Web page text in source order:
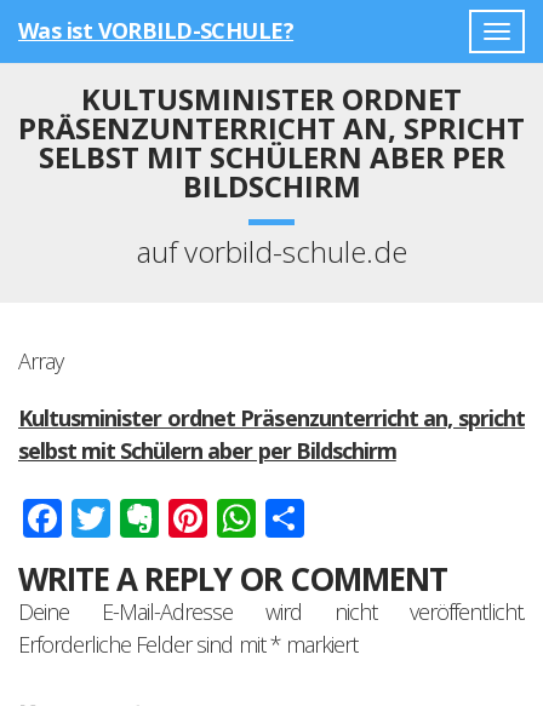
Was ist VORBILD-SCHULE?
KULTUSMINISTER ORDNET
PRÄSENZUNTERRICHT AN, SPRICHT
SELBST MIT SCHÜLERN ABER PER
BILDSCHIRM
auf vorbild-schule.de
Array
Kultusminister ordnet Präsenzunterricht an, spricht
selbst mit Schülern aber per Bildschirm
Facebook
Twitter
Evernote
Pinterest
WhatsApp
WRITE A REPLY OR COMMENT
Deine E-Mail-Adresse wird nicht veröffentlicht.
Erforderliche Felder sind mit*markiert